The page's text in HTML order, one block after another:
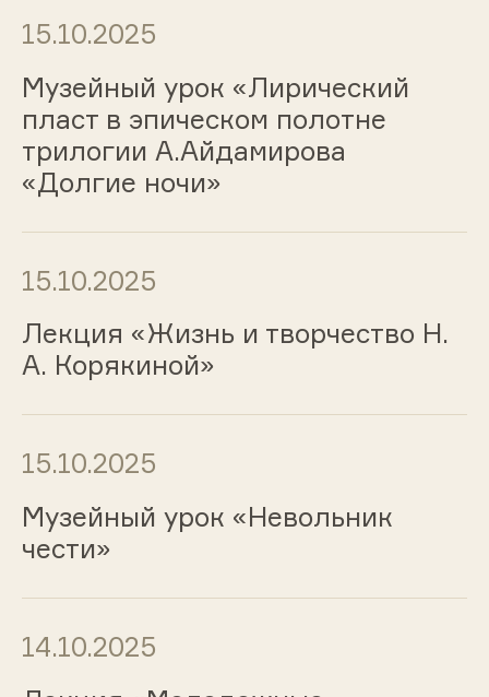
15.10.2025
Музейный урок «Лирический
пласт в эпическом полотне
трилогии А.Айдамирова
«Долгие ночи»
15.10.2025
Лекция «Жизнь и творчество Н.
А. Корякиной»
15.10.2025
Музейный урок «Невольник
чести»
14.10.2025